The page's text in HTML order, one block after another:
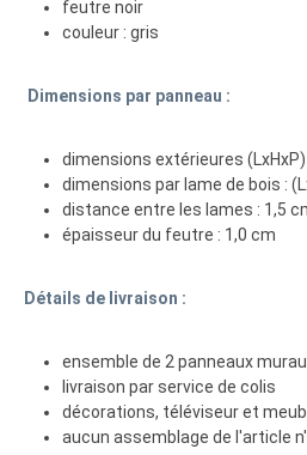
feutre noir
couleur : gris
Dimensions par panneau :
dimensions extérieures (LxHxP)
dimensions par lame de bois :
distance entre les lames : 1,5
épaisseur du feutre : 1,0 cm
Détails de livraison :
ensemble de 2 panneaux
livraison par service de colis
décorations, téléviseur et
aucun assemblage de l'article